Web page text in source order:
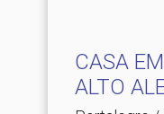
CASA
ALTO